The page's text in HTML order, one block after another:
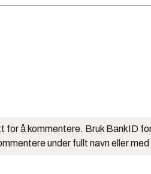
å kommentere. Bruk BankID
under fullt navn eller med